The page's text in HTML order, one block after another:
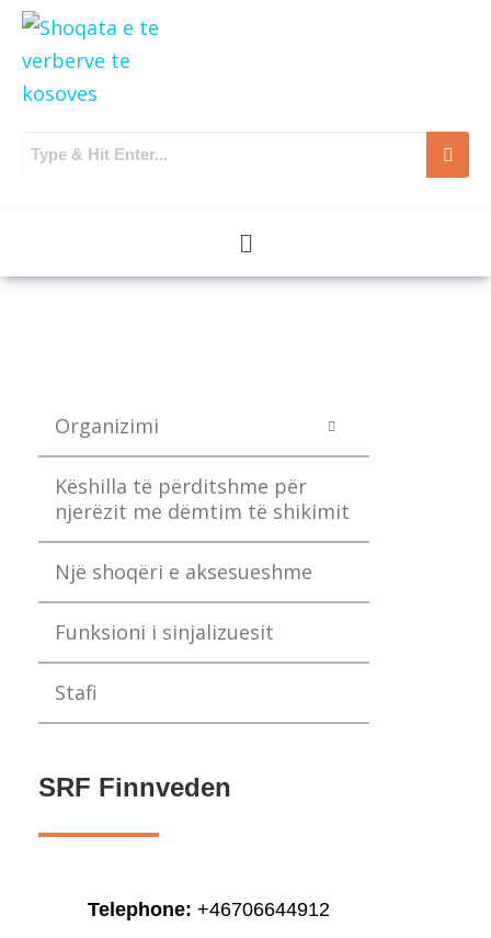
Organizimi
Këshilla të përditshme për
njerëzit me dëmtim të shikimit
Një shoqëri e aksesueshme
Funksioni i sinjalizuesit
Stafi
SRF Finnveden
Telephone: +46706644912